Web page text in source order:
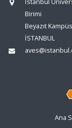
İstanbul
Birimi
Beyazıt
İSTANBUL
Ana